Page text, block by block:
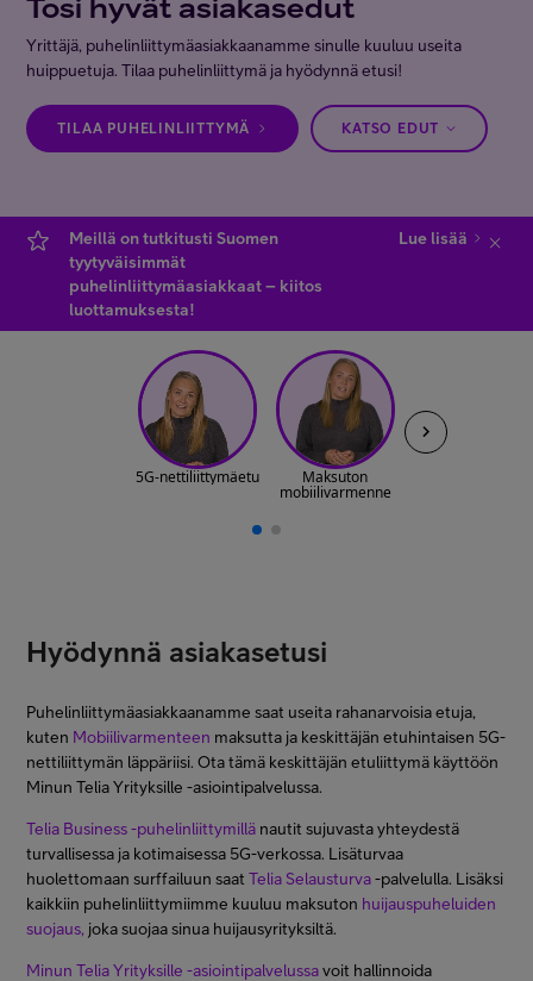
Minun Telia Yrityksille
Inspiroidu
Tosi hyvät asiakasedut
Yrittäjä, puhelinliittymäasiakkaanamme sinulle kuuluu useita
huippuetuja. Tilaa puhelinliittymä ja hyödynnä etusi!
TILAA PUHELINLIITTYMÄ KATSO EDUT
Meillä on tutkitusti Suomen
tyytyväisimmät
puhelinliittymäasiakkaat – kiitos
luottamuksesta!
Lue lisää
Hyödynnä asiakasetusi
Puhelinliittymäasiakkaanamme saat useita rahanarvoisia etuja,
kuten Mobiilivarmenteen maksutta ja keskittäjän etuhintaisen 5G-
nettiliittymän läppäriisi. Ota tämä keskittäjän etuliittymä käyttöön
Minun Telia Yrityksille -asiointipalvelussa.
Telia Business -puhelinliittymillä nautit sujuvasta yhteydestä
turvallisessa ja kotimaisessa 5G-verkossa. Lisäturvaa
huolettomaan surffailuun saatTelia Selausturva-palvelulla. Lisäksi
kaikkiin puhelinliittymiimme kuuluu maksuton huijauspuheluiden
suojaus, joka suojaa sinua huijausyrityksiltä.
Minun Telia Yrityksille -asiointipalvelussavoit hallinnoida